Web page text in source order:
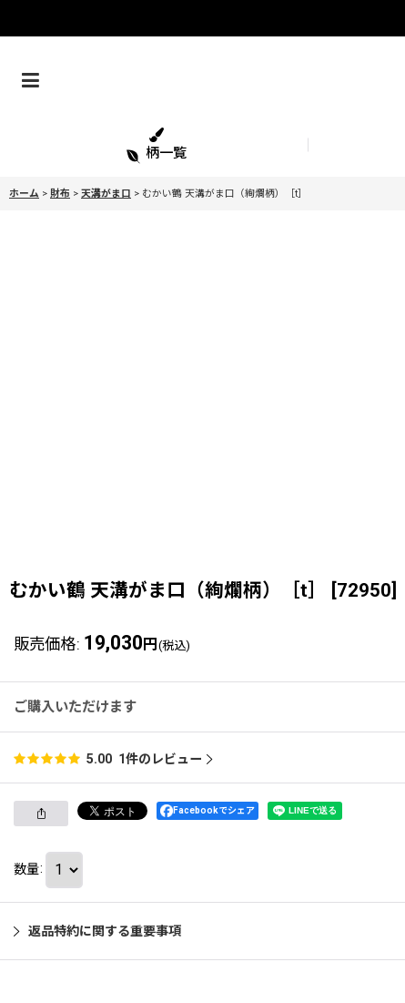
柄一覧
ホーム > 財布 > 天溝がま口 > むかい鶴 天溝がま口（絢爛柄）［t］
むかい鶴 天溝がま口（絢爛柄）［t］ 72950
販売価格: 19,030 円 (税込)
ご購入いただけます
5.00 1件のレビュー
Facebookでシェア
数量:
返品特約に関する重要事項